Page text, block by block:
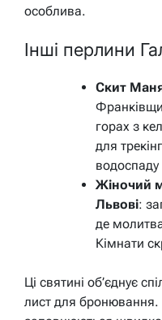
особлива.
Інші перлини
Скит
горах з
для
Жіночий
Львові:
де
Кімнати
Ці святині об’єднує
лист для бронювання.